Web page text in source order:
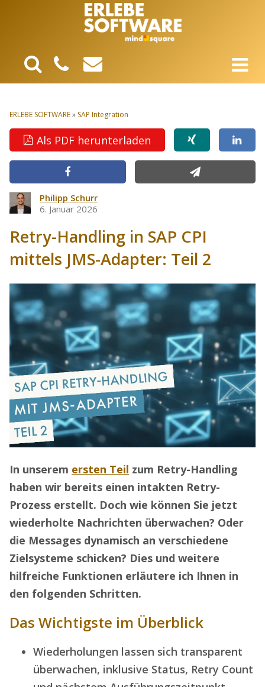
ERLEBE SOFTWARE» SAP Integration
Als PDF herunterladen
Philipp Schurr
6. Januar 2026
Retry-Handling in SAP CPI
mittels JMS-Adapter: Teil 2
In unserem ersten Teil zum Retry-Handling
haben wir bereits einen intakten Retry-
Prozess erstellt. Doch wie können Sie jetzt
wiederholte Nachrichten überwachen? Oder
die Messages dynamisch an verschiedene
Zielsysteme schicken? Dies und weitere
hilfreiche Funktionen erläutere ich Ihnen in
den folgenden Schritten.
Das Wichtigste im Überblick
Wiederholungen lassen sich transparent
überwachen, inklusive Status, Retry Count